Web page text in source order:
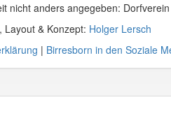
nicht anders angegeben:
Layout & Konzept: Holger Lersch
| Birresborn in den Soziale